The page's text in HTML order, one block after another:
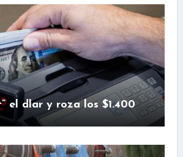
el dlar y roza los $1.400